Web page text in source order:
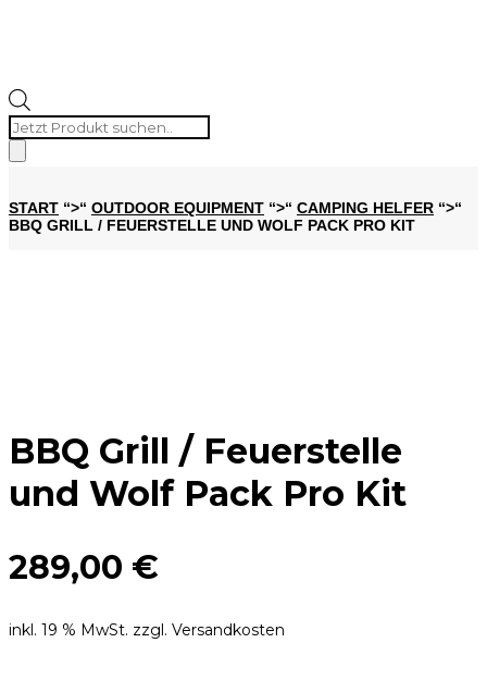
Products
search
START “>“ OUTDOOR EQUIPMENT “>“ CAMPING HELFER “>“
BBQ GRILL / FEUERSTELLE UND WOLF PACK PRO KIT
BBQ Grill / Feuerstelle
und Wolf Pack Pro Kit
289,00 €
inkl. 19 % MwSt. zzgl. Versandkosten